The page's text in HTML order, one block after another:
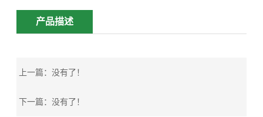
产品描述
上一篇：没有了！
下一篇：没有了！